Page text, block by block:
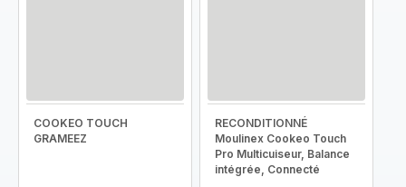
COOKEO TOUCH
GRAMEEZ
RECONDITIONNÉ
Moulinex Cookeo Touch
Pro Multicuiseur, Balance
intégrée, Connecté